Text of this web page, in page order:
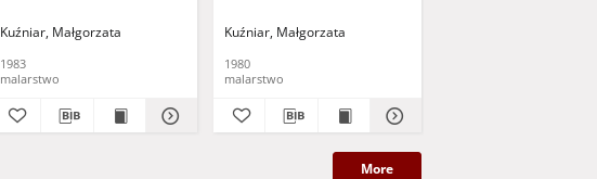
Kuźniar, Małgorzata
1983
malarstwo
Kuźniar, Małgorzata
1980
malarstwo
More